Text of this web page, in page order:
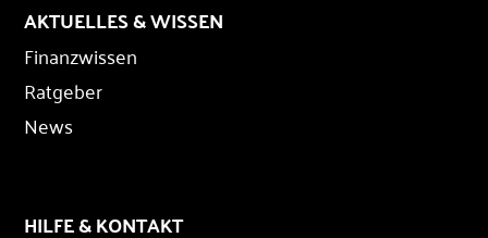
AKTUELLES & WISSEN
Finanzwissen
Ratgeber
News
HILFE & KONTAKT